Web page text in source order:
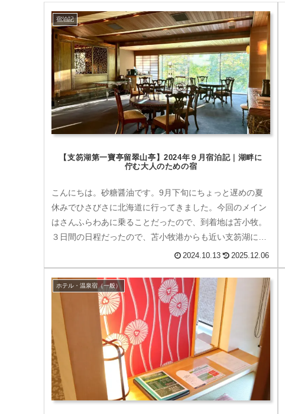
宿泊記
【支笏湖第一寶亭留翠山亭】2024年９月宿泊記｜湖畔に
佇む大人のための宿
こんにちは。砂糖醤油です。9月下旬にちょっと遅めの夏
休みでひさびさに北海道に行ってきました。今回のメイン
はさんふらわあに乗ることだったので、到着地は苫小牧。
３日間の日程だったので、苫小牧港からも近い支笏湖に泊
まることにしました。そこで、前々...2024.10.13 2025.12.06
ホテル・温泉宿（一般）